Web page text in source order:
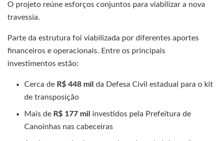
O projeto reúne esforços conjuntos para viabilizar a nova
travessia.
Parte da estrutura foi viabilizada por diferentes aportes
financeiros e operacionais. Entre os principais
investimentos estão:
Cerca de R$ 448 mil da Defesa Civil estadual para o kit
de transposição
Mais de R$ 177 mil investidos pela Prefeitura de
Canoinhas nas cabeceiras